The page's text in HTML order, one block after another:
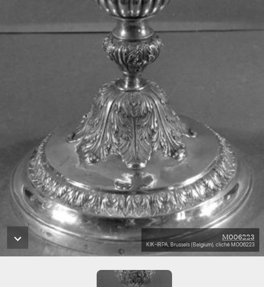
M006223
KIK-IRPA, Brussels (Belgium), cliché M006223